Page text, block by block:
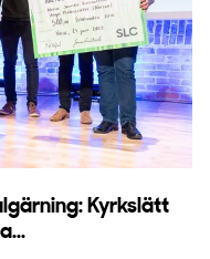
Kyrkslätt